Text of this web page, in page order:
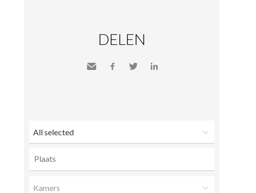
DELEN
All selected
Kamers